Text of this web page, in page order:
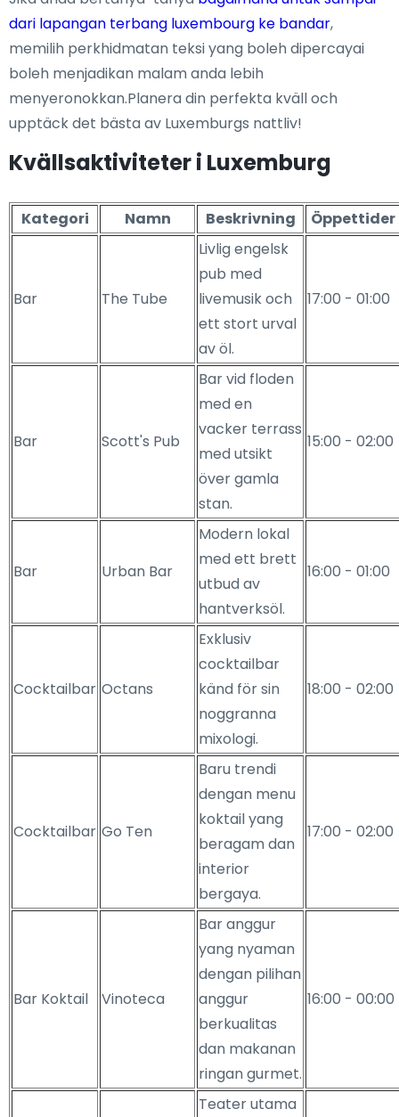
dari lapangan terbang luxembourg ke bandar,
memilih perkhidmatan teksi yang boleh dipercayai
boleh menjadikan malam anda lebih
menyeronokkan.Planera din perfekta kväll och
upptäck det bästa av Luxemburgs nattliv!
Kvällsaktiviteter i Luxemburg
Kategori Namn Beskrivning Öppettider
Bar The Tube
Livlig engelsk
pub med
livemusik och
ett stort urval
av öl.
17:00 - 01:00
Bar Scott's Pub
Bar vid floden
med en
vacker terrass
med utsikt
över gamla
stan.
15:00 - 02:00
Bar Urban Bar
Modern lokal
med ett brett
utbud av
hantverksöl.
16:00 - 01:00
Cocktailbar Octans
Exklusiv
cocktailbar
känd för sin
noggranna
mixologi.
18:00 - 02:00
Cocktailbar Go Ten
Baru trendi
dengan menu
koktail yang
beragam dan
interior
bergaya.
17:00 - 02:00
Bar Koktail Vinoteca
Bar anggur
yang nyaman
dengan pilihan
anggur
berkualitas
dan makanan
ringan gurmet.
16:00 - 00:00
Teater utama